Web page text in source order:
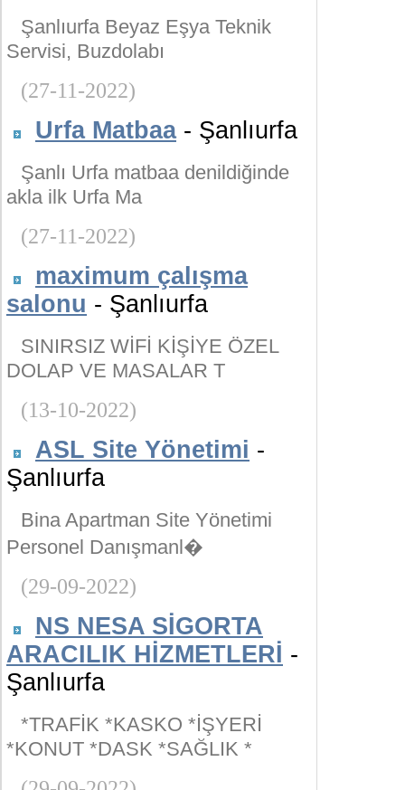
Şanlıurfa Beyaz Eşya Teknik
Servisi, Buzdolabı
(27-11-2022)
Urfa Matbaa- Şanlıurfa
Şanlı Urfa matbaa denildiğinde
akla ilk Urfa Ma
(27-11-2022)
maximum çalışma
salonu - Şanlıurfa
SINIRSIZ WİFİ KİŞİYE ÖZEL
DOLAP VE MASALAR T
(13-10-2022)
ASL Site Yönetimi -
Şanlıurfa
Bina Apartman Site Yönetimi
Personel Danışmanl�
(29-09-2022)
NS NESA SİGORTA
ARACILIK HİZMETLERİ -
Şanlıurfa
*TRAFİK *KASKO *İŞYERİ
*KONUT *DASK *SAĞLIK *